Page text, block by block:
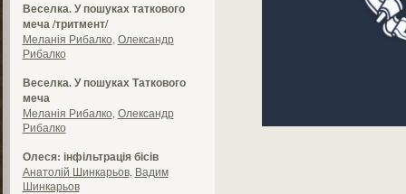
Веселка. У пошуках таткового
меча /тритмент/
Меланія Рибалко Олександр
Рибалко
Веселка. У пошуках Таткового
меча
Меланія Рибалко Олександр
Рибалко
Олеся: інфільтрація бісів
Анатолій Шинкарьов, Вадим
Шинкарьов